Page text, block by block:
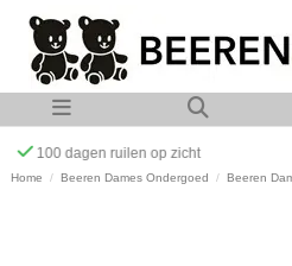
Op werkdagen voor 23:00 uur
Home Beeren Dames Ondergoed Beeren